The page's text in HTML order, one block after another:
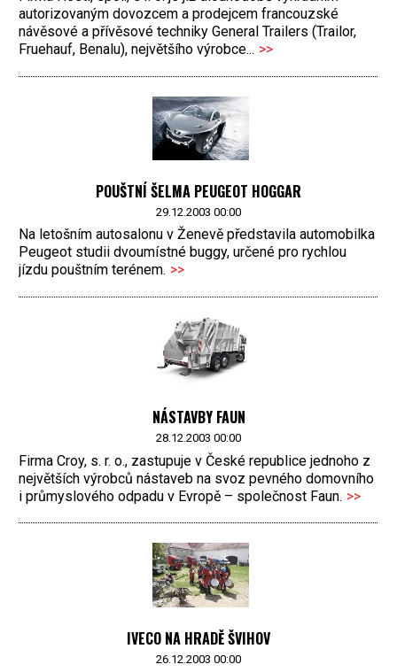
autorizovaným dovozcem a prodejcem francouzské
návěsové a přívěsové techniky General Trailers (Trailor,
Fruehauf, Benalu), největšího výrobce... >>
POUŠTNÍ ŠELMA PEUGEOT HOGGAR
29.12.2003 00:00
Na letošním autosalonu v Ženevě představila automobilka
Peugeot studii dvoumístné buggy, určené pro rychlou
jízdu pouštním terénem. >>
NÁSTAVBY FAUN
28.12.2003 00:00
Firma Croy, s. r. o., zastupuje v České republice jednoho z
největších výrobců nástaveb na svoz pevného domovního
i průmyslového odpadu v Evropě – společnost Faun. >>
IVECO NA HRADĚ ŠVIHOV
26.12.2003 00:00